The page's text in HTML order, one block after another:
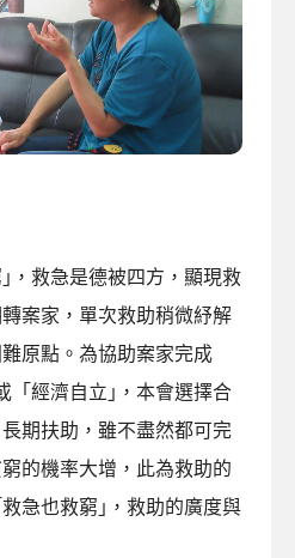
，救急是德被四方，顯現救
案家，單次救助稍微紓解
原點。為協助案家完成
「經濟自立｣，本會選擇合
期扶助，雖不盡然都可完
的機率大增，此為救助的
急也救窮｣，救助的廣度與